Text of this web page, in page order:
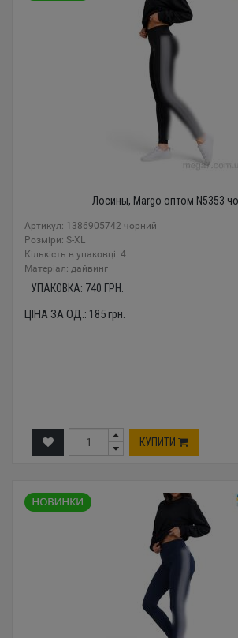
Лосины, Margo оптом N5353
Артикул: 1386905742 чорний
Розміри: S-XL
Кількість в упаковці: 4
Mатеріал: дайвинг
УПАКОВКА: 740 ГРН.
ЦІНА ЗА ОД.: 185грн.
КУПИТИ